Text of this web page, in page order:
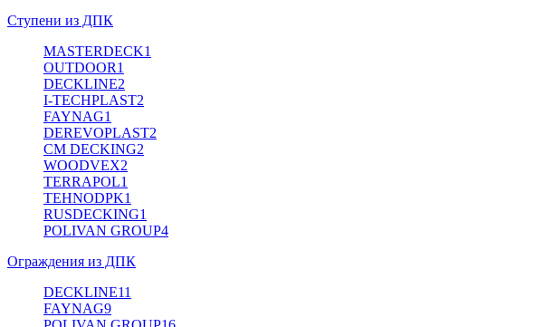
Ступени из ДПК
MASTERDECK1
OUTDOOR1
DECKLINE2
I-TECHPLAST2
FAYNAG1
DEREVOPLAST2
CM DECKING2
WOODVEX2
TERRAPOL1
TEHNODPK1
RUSDECKING1
POLIVAN GROUP4
Ограждения из ДПК
DECKLINE11
FAYNAG9